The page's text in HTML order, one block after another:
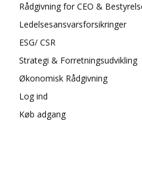
Rådgivning for CEO &
Ledelsesansvarsforsikringer
ESG/ CSR
Strategi & Forretningsudvikling
Økonomisk Rådgivning
Log ind
Køb adgang